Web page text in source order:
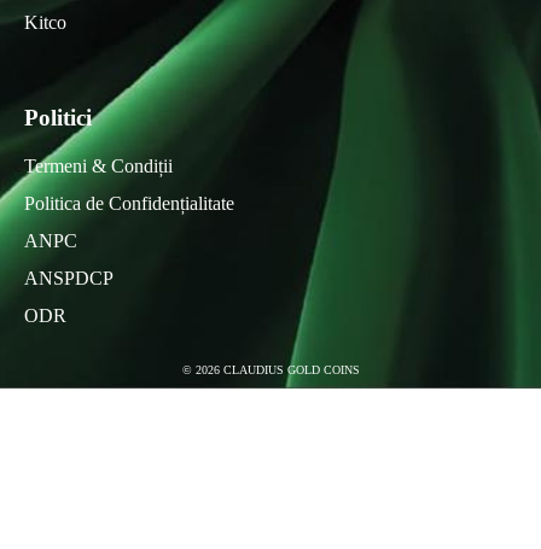
Kitco
Politici
Termeni & Condiții
Politica de Confidențialitate
ANPC
ANSPDCP
ODR
© 2026 CLAUDIUS GOLD COINS